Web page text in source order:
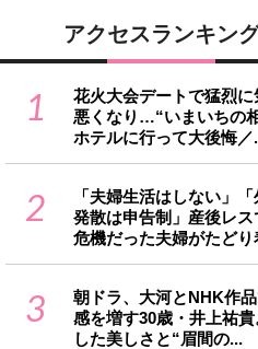
アクセスランキン
1
花火大会デートで猛烈に
悪くなり…“いまいちの
ホテルに行って大後悔／
2
「夫婦生活はしない」
発散は申告制」産後レス
危機だった夫婦がたどり
3
朝ドラ、大河とNHK作
感を増す30歳・井上祐貴
した美しさと“眉間の...